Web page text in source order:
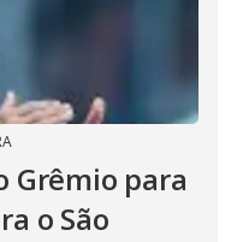
Grêmio para
o São